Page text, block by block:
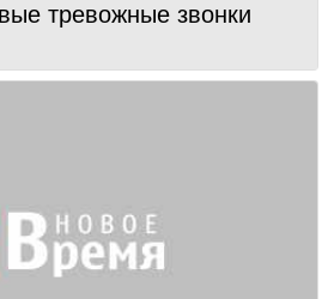
тревожные звонки